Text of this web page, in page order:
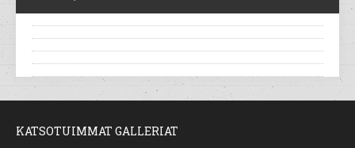
KATSOTUIMMAT GALLERIAT